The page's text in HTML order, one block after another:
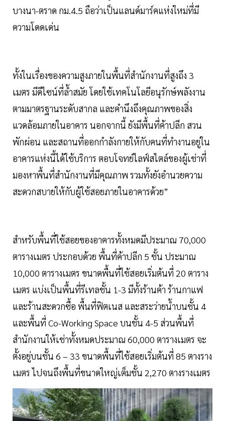
บางนา-ตราด กม.4.5 ถือว่าเป็นแลนด์มาร์คแห่งใหม่ที่มี
ความโดดเด่น
ทั้งในเรื่องของความสูงภายในพื้นที่สำนักงานที่สูงถึง 3
เมตร มีดีไซน์ที่ล้ำสมัย โดยใช้เทคโนโลยีอนุรักษ์พลังงาน
ตามมาตรฐานระดับสากล และคำนึงถึงคุณภาพของสิ่ง
แวดล้อมภายในอาคาร นอกจากนี้ ยังมีพื้นที่ค้าปลีก สวน
พักผ่อน และสถานที่ออกกำลังกายให้กับคนที่ทำงานอยู่ใน
อาคารแห่งนี้ได้ใช้บริการ ตอบโจทย์ไลฟ์สไตล์ของผู้เช่าที่
มองหาพื้นที่สำนักงานที่มีคุณภาพ รวมทั้งยังอำนวยความ
สะดวกสบายให้กับผู้ใช้สอยภายในอาคารด้วย”
สำหรับพื้นที่ใช้สอยของอาคารทั้งหมดมีประมาณ 70,000
ตารางเมตร ประกอบด้วย พื้นที่ค้าปลีก 5 ชั้น ประมาณ
10,000 ตารางเมตร ขนาดพื้นที่ใช้สอยเริ่มต้นที่ 20 ตาราง
เมตร แบ่งเป็นพื้นที่รีเทลชั้น 1-3 มีทั้งร้านค้า ร้านกาแฟ
และร้านสะดวกซื้อ พื้นที่ฟิตเนส และสระว่ายน้ำบนชั้น 4
และพื้นที่ Co-Working Space บนชั้น 4-5 ส่วนพื้นที่
สำนักงานให้เช่าทั้งหมดประมาณ 60,000 ตารางเมตร จะ
ตั้งอยู่บนชั้น 6 – 33 ขนาดพื้นที่ใช้สอยเริ่มต้นที่ 85 ตางราง
เมตร ไปจนถึงพื้นที่ขนาดใหญ่เต็มชั้น 2,270 ตางรางเมตร